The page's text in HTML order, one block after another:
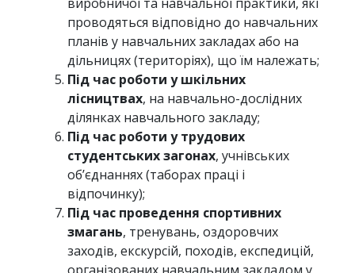
проводяться вiдповiдно до навчальних
планiв у навчальних закладах або на
дiльницях (територiях), що їм належать;
Під час роботи у шкiльних
лiсництвах, на навчально-дослiдних
дiлянках навчального закладу;
Пiд час роботи у трудових
студентських загонах, учнівських
об’єднаннях (таборах працi i
вiдпочинку);
Під час проведення спортивних
змагань, тренувань, оздоровчих
заходiв, екскурсiй, походiв, експедицiй,